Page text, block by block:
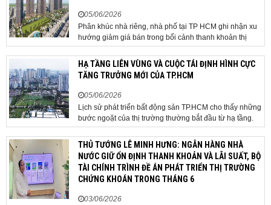
05/06/2026
Phân khúc nhà riêng, nhà phố tại TP HCM ghi nhận xu
hướng giảm giá bán trong bối cảnh thanh khoản thị
trường suy yếu, người mua thận trọng. Sau hơn 5 tháng
rao bán căn nhà trong hẻm khu vực Bảy Hiền, anh
Minh, một chủ nhà tại TP HCM, chấp nhận hạ giá...
HẠ TẦNG LIÊN VÙNG VÀ CUỘC TÁI ĐỊNH HÌNH CỰC
TĂNG TRƯỞNG MỚI CỦA TP.HCM
05/06/2026
Lịch sử phát triển bất động sản TP.HCM cho thấy những
bước ngoặt của thị trường thường bắt đầu từ hạ tầng.
Khi các tuyến kết nối liên vùng đồng loạt tăng tốc, cấu
trúc phát triển đô thị đang dần thay đổi, mở ra những
hành lang tăng trưởng mới và kéo theo quá...
THỦ TƯỚNG LÊ MINH HƯNG: NGÂN HÀNG NHÀ
NƯỚC GIỮ ỔN ĐỊNH THANH KHOẢN VÀ LÃI SUẤT, BỘ
TÀI CHÍNH TRÌNH ĐỀ ÁN PHÁT TRIỂN THỊ TRƯỜNG
CHỨNG KHOÁN TRONG THÁNG 6
03/06/2026